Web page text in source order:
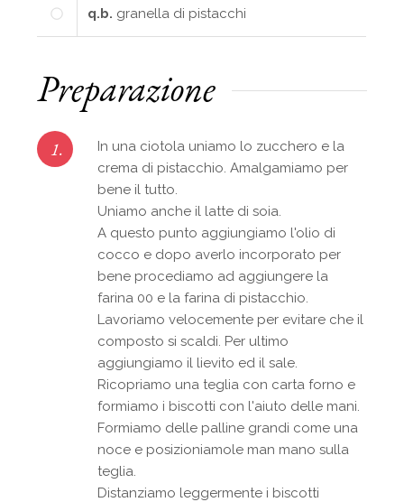
q.b. granella di pistacchi
Preparazione
1.
In una ciotola uniamo lo zucchero e la
crema di pistacchio. Amalgamiamo per
bene il tutto.
Uniamo anche il latte di soia.
A questo punto aggiungiamo l'olio di
cocco e dopo averlo incorporato per
bene procediamo ad aggiungere la
farina 00 e la farina di pistacchio.
Lavoriamo velocemente per evitare che il
composto si scaldi. Per ultimo
aggiungiamo il lievito ed il sale.
Ricopriamo una teglia con carta forno e
formiamo i biscotti con l'aiuto delle mani.
Formiamo delle palline grandi come una
noce e posizioniamole man mano sulla
teglia.
Distanziamo leggermente i biscotti